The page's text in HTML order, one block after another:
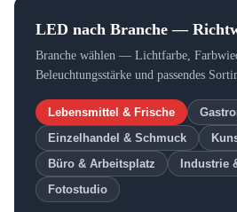
LED nach Branche —
Branche wählen — Lichtfarbe,
Beleuchtungsstärke und passendes
Lebensmittel & Frische
Einzelhandel & Schmuck
Büro & Arbeitsplatz
Industrie
Fotostudio